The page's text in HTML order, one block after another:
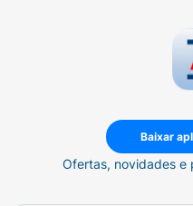
Baixar
Ofertas, novidades e